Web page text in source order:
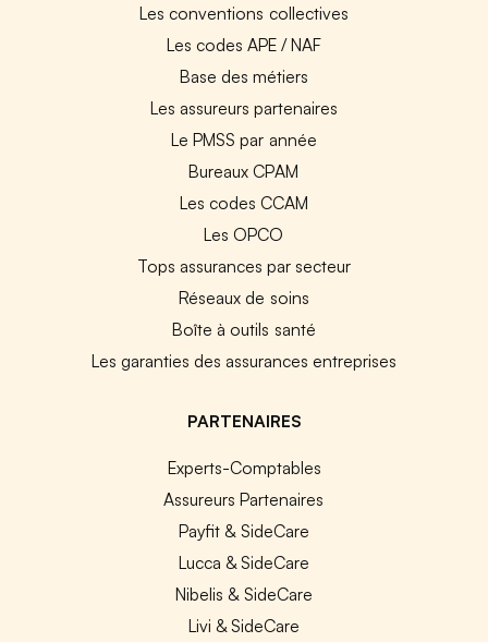
Les conventions collectives
Les codes APE / NAF
Base des métiers
Les assureurs partenaires
Le PMSS par année
Bureaux CPAM
Les codes CCAM
Les OPCO
Tops assurances par secteur
Réseaux de soins
Boîte à outils santé
Les garanties des assurances entreprises
PARTENAIRES
Experts-Comptables
Assureurs Partenaires
Payfit & SideCare
Lucca & SideCare
Nibelis & SideCare
Livi & SideCare